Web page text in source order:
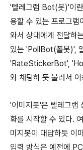
'텔레그램 Bot(봇)'이
용할 수 있는 프로그램
와서 상대에게 전달하
있는 'PollBot(폴봇)',
'RateStickerBot',
와 채팅하 듯 불러서
'이미지봇'은 텔레그
화를 시작할 수 있다.
미지봇이 대답하듯 이
입력 방식은 예전에